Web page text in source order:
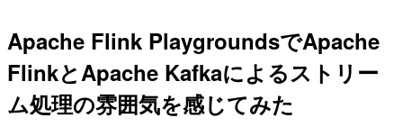
Apache Flink PlaygroundsでApache
FlinkとApache Kafkaによるストリー
ム処理の雰囲気を感じてみた